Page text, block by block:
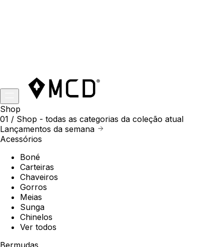
Shop
01 / Shop - todas as categorias da coleção atual
Lançamentos da semana
Acessórios
Boné
Carteiras
Chaveiros
Gorros
Meias
Sunga
Chinelos
Ver todos
Bermudas